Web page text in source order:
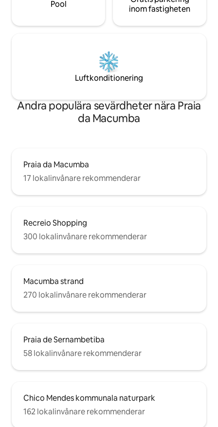
Pool
inom fastigheten
Luftkonditionering
Andra populära sevärdheter nära Praia
da Macumba
Praia da Macumba
17 lokalinvånare rekommenderar
Recreio Shopping
300 lokalinvånare rekommenderar
Macumba strand
270 lokalinvånare rekommenderar
Praia de Sernambetiba
58 lokalinvånare rekommenderar
Chico Mendes kommunala naturpark
162 lokalinvånare rekommenderar